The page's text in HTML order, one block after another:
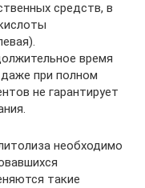
средств, в
время
при полном
не гарантирует
необходимо
такие